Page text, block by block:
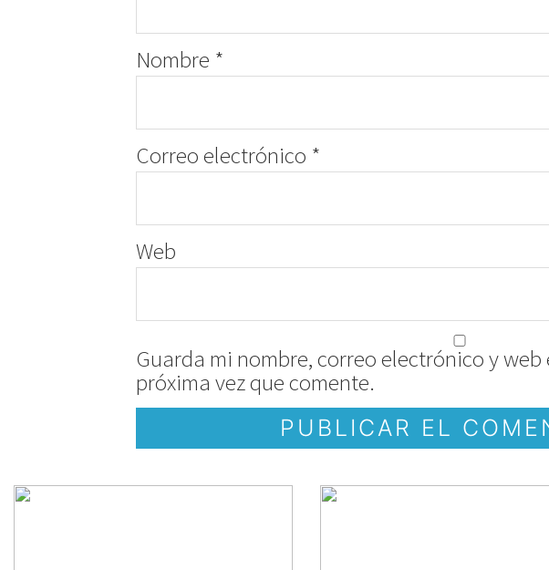
Nombre *
Correo electrónico *
Web
Guarda mi nombre, correo electrónico y
próxima vez que comente.